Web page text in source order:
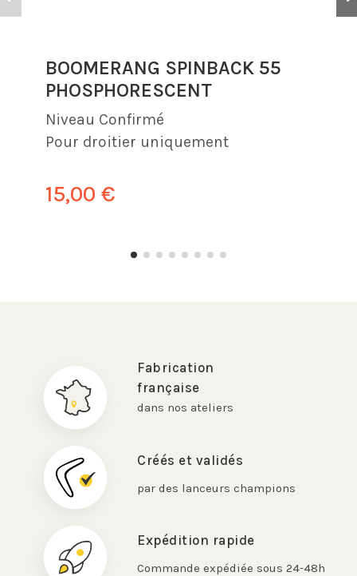
BOOMERANG SPINBACK 55
PHOSPHORESCENT
Niveau Confirmé
Pour droitier uniquement
15,00 €
Fabrication
française
dans nos ateliers
Créés et validés
par des lanceurs champions
Expédition rapide
Commande expédiée sous 24-48h